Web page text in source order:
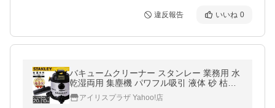
違反報告 いいね 0
バキュームクリーナー スタンレー 業務用 水
乾湿両用 集塵機 パワフル吸引 液体 砂 枯れ
葉 掃除機 コード式 家庭用 STANLEY SL184
10-5B *
アイリスプラザ Yahoo!店